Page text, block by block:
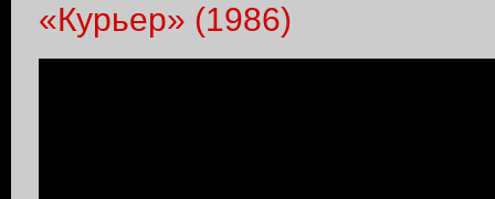
«Курьер» (1986)